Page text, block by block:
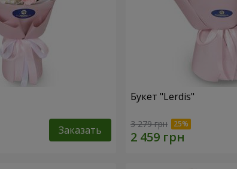
Заказать
Букет "Lerdis"
3 279 грн